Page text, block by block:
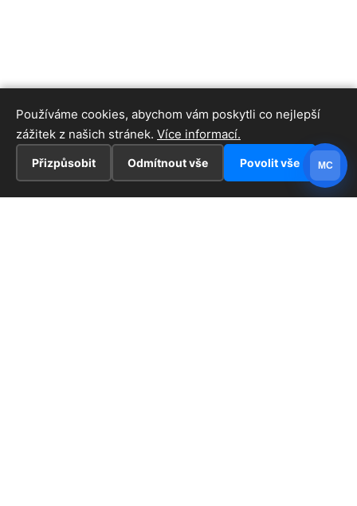
Používáme cookies, abychom vám poskytli co nejlepší
zážitek z našich stránek. Více informací.
Přizpůsobit Odmítnout vše Povolit vše MC